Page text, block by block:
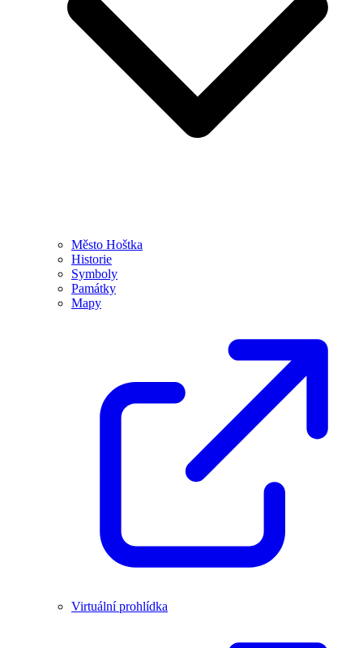
Město Hoštka
Historie
Symboly
Památky
Mapy
Virtuální prohlídka